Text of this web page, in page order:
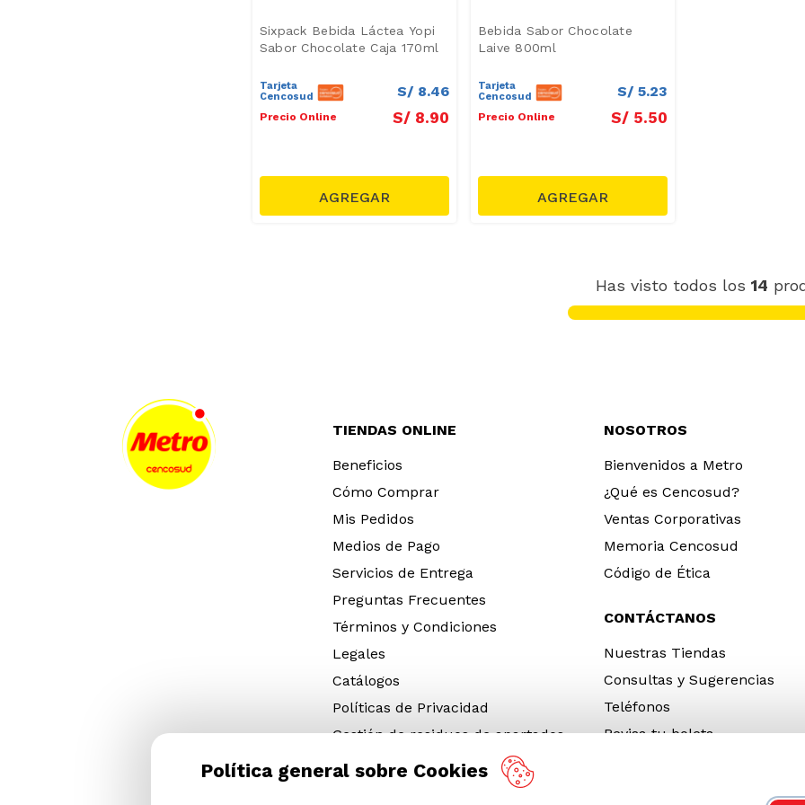
Sixpack Bebida Láctea Yopi
Sabor Chocolate Caja 170ml
Tarjeta
Cencosud
S/ 8.46
Precio Online S/ 8.90
Bebida Sabor Chocolate
Laive 800ml
Tarjeta
Cencosud
S/ 5.23
Precio Online S/ 5.50
Has visto todos los14
TIENDAS ONLINE
Beneficios
Cómo Comprar
Mis Pedidos
Medios de Pago
Servicios de Entrega
Preguntas Frecuentes
Términos y Condiciones
Legales
Catálogos
Políticas de Privacidad
Gestión de residuos de apartados
Gestión de Neumáticos Fuera de Uso
NOSOTROS
Bienvenidos a Metro
¿Qué es Cencosud?
Ventas Corporativas
Memoria Cencosud
Código de Ética
CONTÁCTANOS
Nuestras Tiendas
Consultas y Sugerencias
Teléfonos
Revisa tu boleta
Política general sobre Cookies